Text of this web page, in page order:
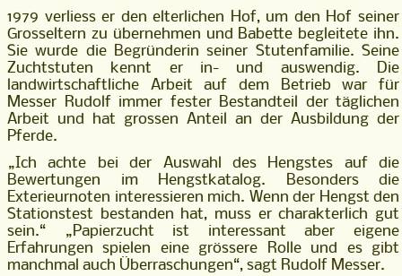
1979 verliess er den elterlichen Hof, um den Hof seiner
Grosseltern zu übernehmen und Babette begleitete ihn.
Sie wurde die Begründerin seiner Stutenfamilie. Seine
Zuchtstuten kennt er in- und auswendig. Die
landwirtschaftliche Arbeit auf dem Betrieb war für
Messer Rudolf immer fester Bestandteil der täglichen
Arbeit und hat grossen Anteil an der Ausbildung der
Pferde.
„Ich achte bei der Auswahl des Hengstes auf die
Bewertungen im Hengstkatalog. Besonders die
Exterieurnoten interessieren mich. Wenn der Hengst den
Stationstest bestanden hat, muss er charakterlich gut
sein.“ „Papierzucht ist interessant aber eigene
Erfahrungen spielen eine grössere Rolle und es gibt
manchmal auch Überraschungen“, sagt Rudolf Messer.